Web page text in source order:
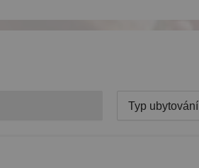
Typ ubytování